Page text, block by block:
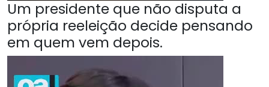
Um presidente que não disputa a
própria reeleição decide pensando
em quem vem depois.